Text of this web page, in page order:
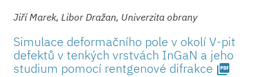
Jiří Marek, Libor Dražan, Univerzita obrany
Simulace deformačního pole v okolí V-pit
defektů v tenkých vrstvách InGaN a jeho
studium pomocí rentgenové difrakce picture_as_pdf